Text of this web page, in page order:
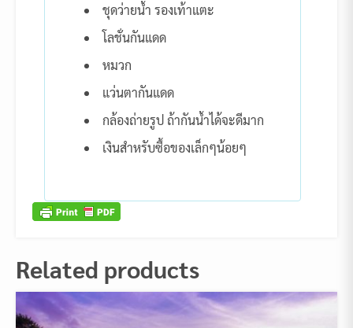
ชุดว่ายน้ำ รองเท้าแตะ
โลชั่นกันแดด
หมวก
แว่นตากันแดด
กล้องถ่ายรูป ถ้ากันน้ำได้จะดีมาก
เงินสำหรับซื้อของเล็กๆน้อยๆ
Related products